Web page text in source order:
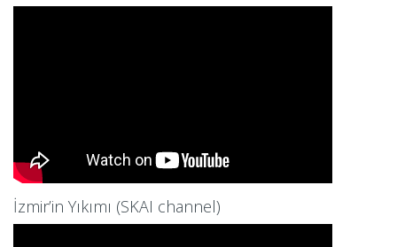
İzmir’in Yıkımı (SKAI channel)